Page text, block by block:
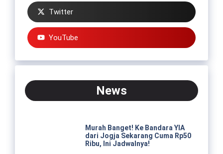
Twitter
YouTube
News
Murah Banget! Ke Bandara YIA
dari Jogja Sekarang Cuma Rp50
Ribu, Ini Jadwalnya!